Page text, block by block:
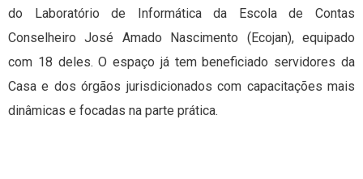
do Laboratório de Informática da Escola de Contas
Conselheiro José Amado Nascimento (Ecojan), equipado
com 18 deles. O espaço já tem beneficiado servidores da
Casa e dos órgãos jurisdicionados com capacitações mais
dinâmicas e focadas na parte prática.